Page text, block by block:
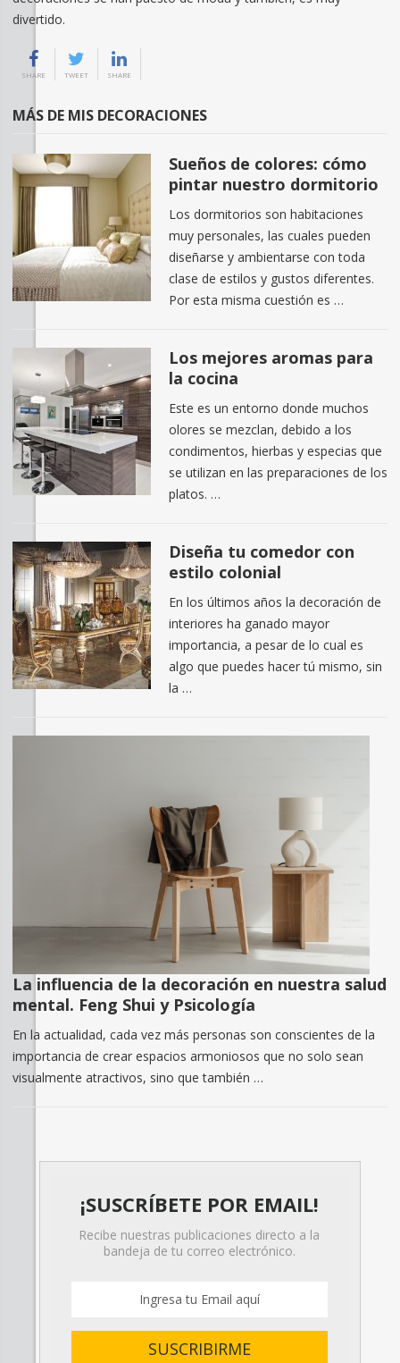
divertido.
SHARE TWEET SHARE
MÁS DE MIS DECORACIONES
Sueños de colores: cómo
pintar nuestro dormitorio
Los dormitorios son habitaciones
muy personales, las cuales pueden
diseñarse y ambientarse con toda
clase de estilos y gustos diferentes.
Por esta misma cuestión es …
Los mejores aromas para
la cocina
Este es un entorno donde muchos
olores se mezclan, debido a los
condimentos, hierbas y especias que
se utilizan en las preparaciones de los
platos. …
Diseña tu comedor con
estilo colonial
En los últimos años la decoración de
interiores ha ganado mayor
importancia, a pesar de lo cual es
algo que puedes hacer tú mismo, sin
la …
La influencia de la decoración en nuestra salud
mental. Feng Shui y Psicología
En la actualidad, cada vez más personas son conscientes de la
importancia de crear espacios armoniosos que no solo sean
visualmente atractivos, sino que también …
¡SUSCRÍBETE POR EMAIL!
Recibe nuestras publicaciones directo a la
bandeja de tu correo electrónico.